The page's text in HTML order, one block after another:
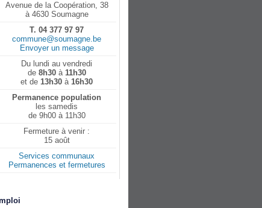
Avenue de la Coopération, 38
à 4630 Soumagne
T. 04 377 97 97
commune@soumagne.be
Envoyer un message
Du lundi au vendredi
de 8h30à 11h30
et de 13h30 à 16h30
Permanence population
les samedis
de 9h00 à 11h30
Fermeture à venir :
15 août
Services communaux
Permanences et fermetures